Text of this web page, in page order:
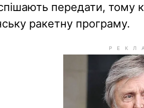
передати, тому
ракетну програму.